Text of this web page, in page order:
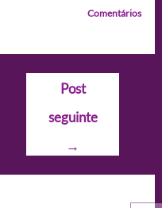
Comentários
Post
seguinte
→